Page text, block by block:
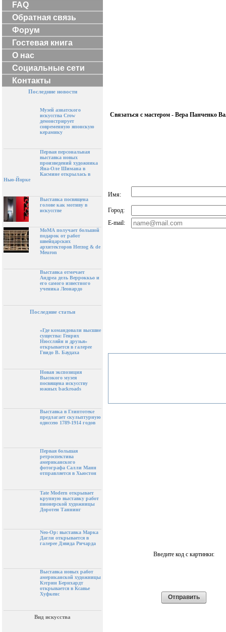
FAQ
Обратная связь
Форум
Гостевая книга
О нас
Социальные сети
Контакты
Последние новости
Музей азиатского
искусства Crow
демонстрирует
современную японскую
керамику
Первая персональная
выставка новых
произведений художника
Яна-Оле Шимана в
Касмине открылась в
Нью-Йорке
Выставка посвящена
голове как мотиву в
искусстве
МоМА получает большой
подарок от работ
швейцарских
архитекторов Herzog & de
Meuron
Выставка отмечает
Андреа дель Верроккьо и
его самого известного
ученика Леонардо
Последние статьи
«Где командовали высшие
существа: Генрих
Нюссляйн и друзья»
открывается в галерее
Гвидо В. Баудаха
Новая экспозиция
Высокого музея
посвящена искусству
южных backroads
Выставка в Глиптотеке
предлагает скульптурную
одиссею 1789-1914 годов
Первая большая
ретроспектива
американского
фотографа Салли Манн
отправляется в Хьюстон
Tate Modern открывает
крупную выставку работ
пионерской художницы
Доротеи Таннинг
Neo-Op: выставка Марка
Дагли открывается в
галерее Дэвида Ричарда
Выставка новых работ
американской художницы
Кэтрин Бернхардт
открывается в Ксавье
Хуфкенс
Вид искусства
Связаться с мастером - Вера Панченко
Имя:
Город:
E-mail:
Введите код с картинки: